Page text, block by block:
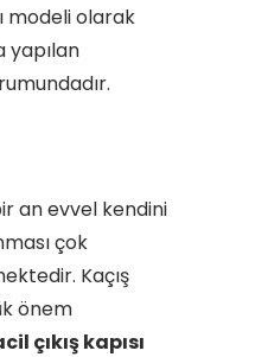
modeli olarak
yapılan
an evvel kendini
çok
Kaçış
önem
çıkış kapısı